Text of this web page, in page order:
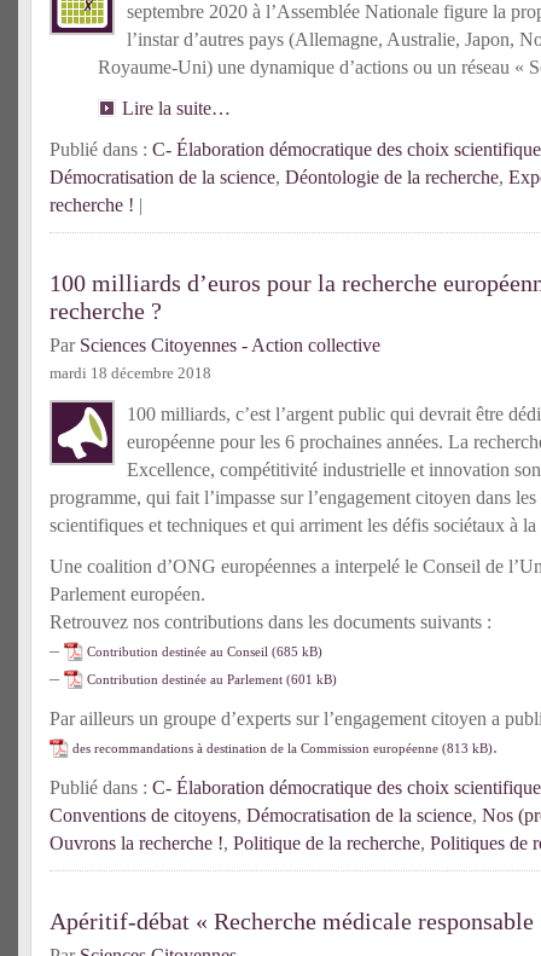
septembre 2020 à l’Assemblée Nationale figure la
l’instar d’autres pays (Allemagne, Australie, Japon,
Royaume-Uni) une dynamique d’actions ou un réseau «
Lire la suite…
Publié dans : C- Élaboration démocratique des choix
Démocratisation de la science, Déontologie de la recherche,
recherche ! |
100 milliards d’euros pour la recherche
recherche ?
Par Sciences Citoyennes - Action collective
mardi 18 décembre 2018
100 milliards, c’est l’argent public qui devrait être
européenne pour les 6 prochaines années. La
Excellence, compétitivité industrielle et innovation
programme, qui fait l’impasse sur l’engagement citoyen dans
scientifiques et techniques et qui arriment les défis sociétaux à
Une coalition d’ONG européennes a interpelé le Conseil de
Parlement européen.
Retrouvez nos contributions dans les documents suivants :
–
Contribution destinée au Conseil
– Contribution destinée au Parlement
Par ailleurs un groupe d’experts sur l’engagement citoyen a
des recommandations à destination de la Commission européenne
.
Publié dans : C- Élaboration démocratique des choix
Conventions de citoyens, Démocratisation de la science, Nos
Ouvrons la recherche !, Politique de la recherche, Politiques de
Apéritif-débat « Recherche médicale responsable